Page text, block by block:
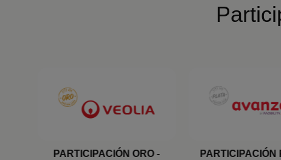
PARTICIPACIÓN PLATA -
PARTICIPACIÓN